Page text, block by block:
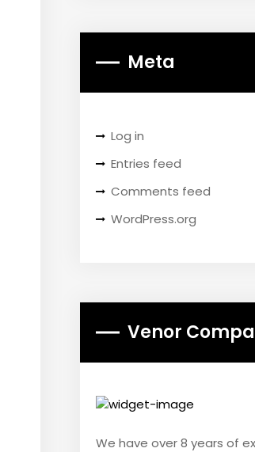
Meta
Log in
Entries feed
Comments feed
WordPress.org
Venor
We have over 8 years of